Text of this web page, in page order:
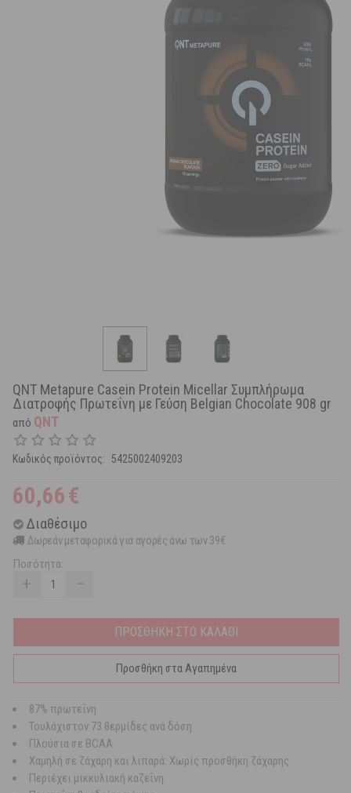
QNT Metapure Casein Protein Micellar Συμπλήρωμα
Διατροφής Πρωτεΐνη με Γεύση Belgian Chocolate 908 gr
από QNT
Κωδικός προϊόντος: 5425002409203
60,66€
Διαθέσιμο
Δωρεάν μεταφορικά για αγορές άνω των 39€
Ποσότητα:
+ −
ΠΡΟΣΘΗΚΗ ΣΤΟ ΚΑΛΑΘΙ
Προσθήκη στα Αγαπημένα
87% πρωτεΐνη
Τουλάχιστον 73 θερμίδες ανά δόση
Πλούσια σε BCAA
Χαμηλή σε ζάχαρη και λιπαρά: Χωρίς προσθήκη ζάχαρης
Περιέχει μικκυλιακή καζεΐνη